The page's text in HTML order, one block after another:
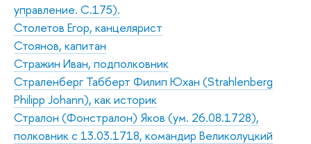
управление. С.175).
Столетов Егор, канцелярист
Стоянов, капитан
Стражин Иван, подполковник
Страленберг Табберт Филип Юхан (Strahlenberg
Philipp Johann), как историк
Стралон (Фонстралон) Яков (ум. 26.08.1728),
полковник с 13.03.1718, командир Великолуцкий